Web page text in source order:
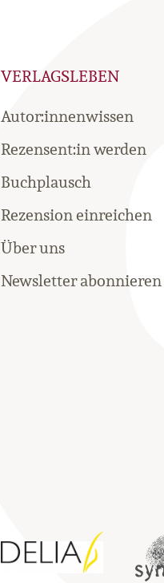
VERLAGSLEBEN
Autor:innenwissen
Rezensent:in werden
Buchplausch
Rezension einreichen
Über uns
Newsletter abonnieren